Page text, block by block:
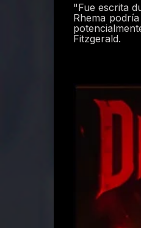
"Fue escrita
Rhema
Fitzgerald.